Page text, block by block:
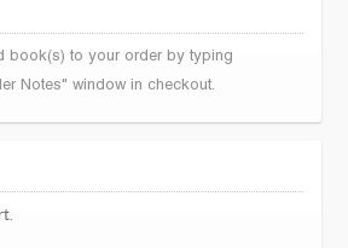
book(s) to your order by typing
Notes" window in checkout.